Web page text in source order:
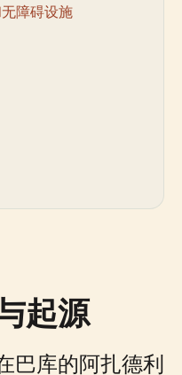
障碍设施
起源
巴库的阿扎德利